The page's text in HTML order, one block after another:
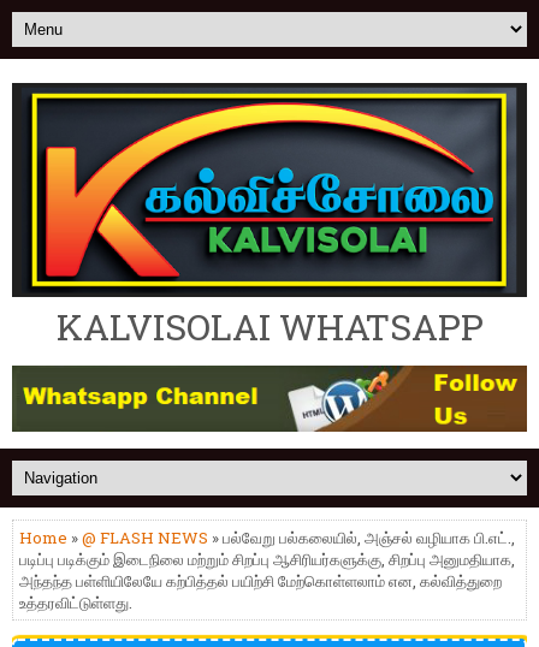
KALVISOLAI WHATSAPP
Home »@ FLASH NEWS » பல்வேறு பல்கலையில், அஞ்சல் வழியாக பி.எட்.,
படிப்பு படிக்கும் இடைநிலை மற்றும் சிறப்பு ஆசிரியர்களுக்கு, சிறப்பு அனுமதியாக,
அந்தந்த பள்ளியிலேயே கற்பித்தல் பயிற்சி மேற்கொள்ளலாம் என, கல்வித்துறை
உத்தரவிட்டுள்ளது.